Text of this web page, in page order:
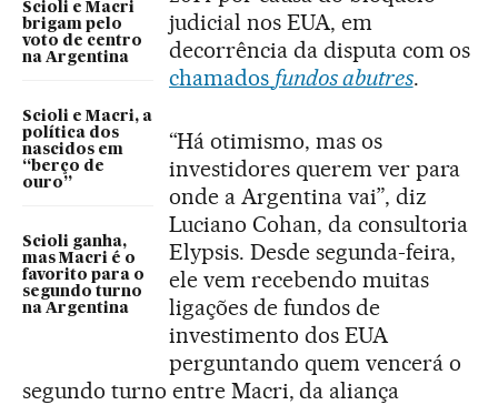
Scioli e Macri
brigam pelo
voto de centro
na Argentina
Scioli e Macri, a
política dos
nascidos em
“berço de
ouro”
Scioli ganha,
mas Macri é o
favorito para o
segundo turno
na Argentina
judicial nos EUA, em
decorrência da disputa com os
chamados fundos abutres.
“Há otimismo, mas os
investidores querem ver para
onde a Argentina vai”, diz
Luciano Cohan, da consultoria
Elypsis. Desde segunda-feira,
ele vem recebendo muitas
ligações de fundos de
investimento dos EUA
perguntando quem vencerá o
segundo turno entre Macri, da aliança